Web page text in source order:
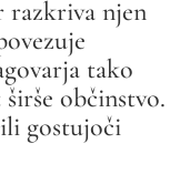
razkriva njen
tako
občinstvo.
gostujoči